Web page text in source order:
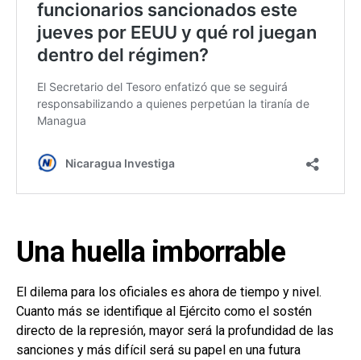
Una huella imborrable
El dilema para los oficiales es ahora de tiempo y nivel.
Cuanto más se identifique al Ejército como el sostén
directo de la represión, mayor será la profundidad de las
sanciones y más difícil será su papel en una futura